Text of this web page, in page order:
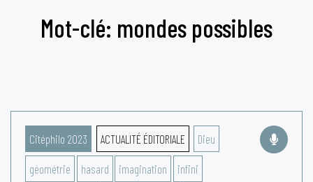
Mot-clé: mondes possibles
Citéphilo 2023 ACTUALITÉ ÉDITORIALE Dieu
géométrie hasard imagination infini